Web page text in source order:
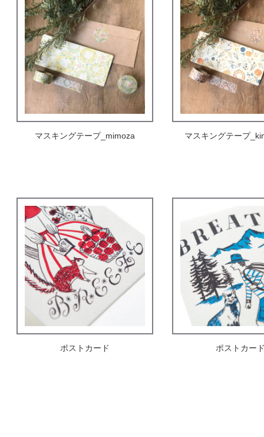
マスキングテープ_mimoza マスキングテープ
ポストカード ポストカー